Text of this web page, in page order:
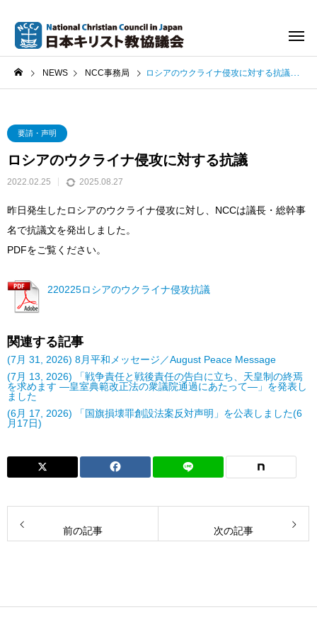
NEWS NCC事務局 ロシアのウクライナ侵攻に対する抗議
要請・声明
ロシアのウクライナ侵攻に対する抗議
2022.02.25 2025.08.27
昨日発生したロシアのウクライナ侵攻に対し、NCCは議長・総幹事
名で抗議文を発出しました。
PDFをご覧ください。
220225ロシアのウクライナ侵攻抗議
関連する記事
(7月 31, 2026) 8月平和メッセージ／August Peace Message
(7月 13, 2026) 「戦争責任と戦後責任の告白に立ち、天皇制の終焉
を求めます ―皇室典範改正法の衆議院通過にあたって―」を発表し
ました
(6月 17, 2026) 「国旗損壊罪創設法案反対声明」を公表しました(6
月17日)
前の記事 次の記事